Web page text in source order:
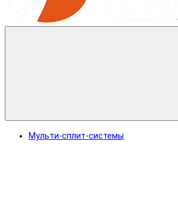
Мульти-сплит-системы